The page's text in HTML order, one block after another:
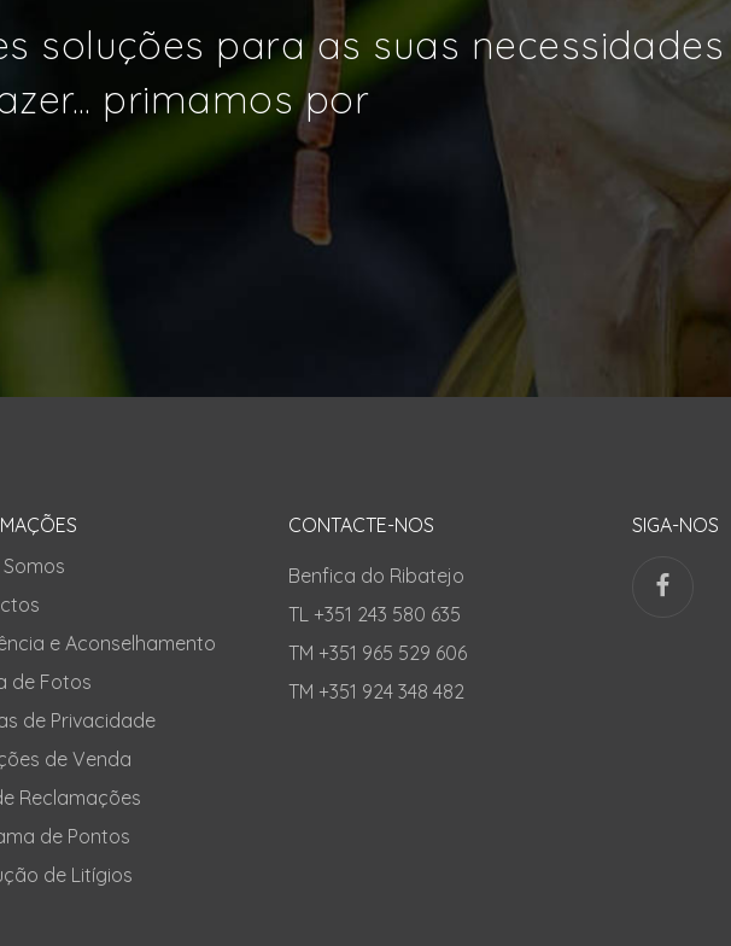
soluções para as suas
primamos por
e Aconselhamento
de Fotos
de Privacidade
de Venda
Reclamações
de Pontos
de Litígios
CONTACTE-NOS
Benfica do Ribatejo
TL +351 243 580 635
TM +351 965 529 606
TM +351 924 348 482
SIGA-NOS